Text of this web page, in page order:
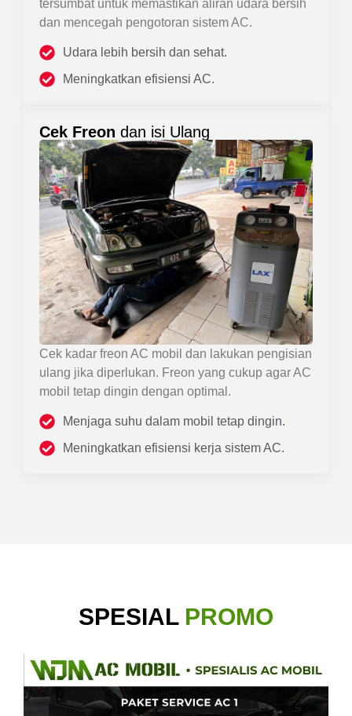
tersumbat untuk memastikan aliran udara bersih
dan mencegah pengotoran sistem AC.
Udara lebih bersih dan sehat.
Meningkatkan efisiensi AC.
Cek Freon dan isi Ulang
Cek kadar freon AC mobil dan lakukan pengisian
ulang jika diperlukan. Freon yang cukup agar AC
mobil tetap dingin dengan optimal.
Menjaga suhu dalam mobil tetap dingin.
Meningkatkan efisiensi kerja sistem AC.
SPESIAL PROMO